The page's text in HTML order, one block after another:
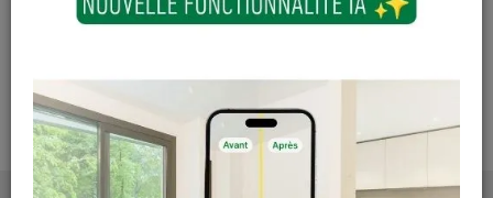
Les teintes, nuances et veinages des photos peuvent